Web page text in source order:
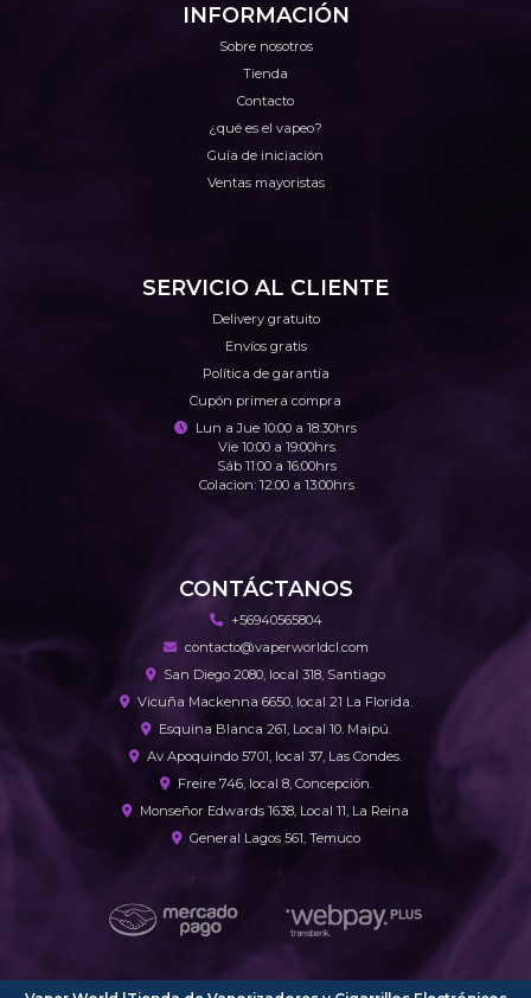
INFORMACIÓN
Sobre nosotros
Tienda
Contacto
¿qué es el vapeo?
Guía de iniciación
Ventas mayoristas
SERVICIO AL CLIENTE
Delivery gratuito
Envíos gratis
Política de garantía
Cupón primera compra
Lun a Jue 10:00 a 18:30hrs
Vie 10:00 a 19:00hrs
Sáb 11:00 a 16:00hrs
Colacion: 12:00 a 13:00hrs
CONTÁCTANOS
+56940565804
contacto@vaperworldcl.com
San Diego 2080, local 318, Santiago
Vicuña Mackenna 6650, local 21 La Florida.
Esquina Blanca 261, Local 10. Maipú.
Av Apoquindo 5701, local 37, Las Condes.
Freire 746, local 8, Concepción.
Monseñor Edwards 1638, Local 11, La Reina
General Lagos 561, Temuco